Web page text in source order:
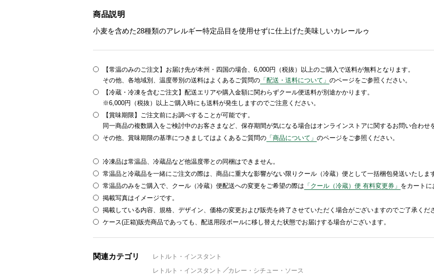
商品説明
小麦を含めた28種類のアレルギー特定品目を使用せずに仕上げた美味しいカレールゥ
【常温のみのご注文】お届け先が本州・四国の場合、6,000円（税抜）以上のご購入で送料が無料となります。
その他、各地域別、温度帯別の送料はよくあるご質問の 「配送・送料について」 のページをご参照ください。
【冷蔵・冷凍を含むご注文】配送エリアや購入金額に関わらずクール便送料が別途かかります。
※6,000円（税抜）以上ご購入時にも送料が発生しますのでご注意ください。
【賞味期限】ご注文前にお調べすることが可能です。
同一商品の複数購入をご検討中のお客さまなど、保存期間が気になる場合はオンラインストアに関するお問い合わせ
その他、賞味期限の基準につきましてはよくあるご質問の 「商品について」 のページをご参照ください。
冷凍品は常温品、冷蔵品など他温度帯との同梱はできません。
常温品と冷蔵品を一緒にご注文の際は、商品に重大な影響がない限りクール（冷蔵）便として一括梱包発送いたしま
常温品のみをご購入で、クール（冷蔵）便配送への変更をご希望の際は 「クール（冷蔵）便 有料変更券」 をカート
掲載写真はイメージです。
掲載している内容、規格、デザイン、価格の変更および販売を終了させていただく場合がございますのでご了承くだ
ケース(正箱)販売商品であっても、配送用段ボールに移し替えた状態でお届けする場合がございます。
関連カテゴリ
レトルト・インスタント
レトルト・インスタント
カレー・シチュー・ソース